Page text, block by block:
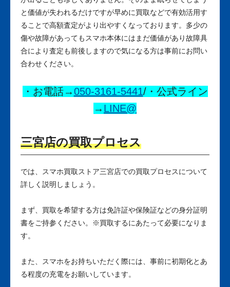
と価値が失われるだけですが早めに買取などで有効活用す
ることで高額査定がより出やすくなっております。多少の
傷や故障があってもスマホ本体にはまだ価値があり故障具
合により査定も前後しますので気になる方は事前にお問い
合わせください。
・お電話→050-3161-5441/・公式ライン
→ LINE@
三宮店の買取プロセス
では、スマホ買取ストア三宮店での買取プロセスについて
詳しく説明しましょう。
まず、買取を希望する方は免許証や保険証などの身分証明
書をご持参ください。※買取するにあたって必要になりま
す。
また、スマホをお持ちいただく際には、事前に初期化とあ
る程度の充電をお願いしています。